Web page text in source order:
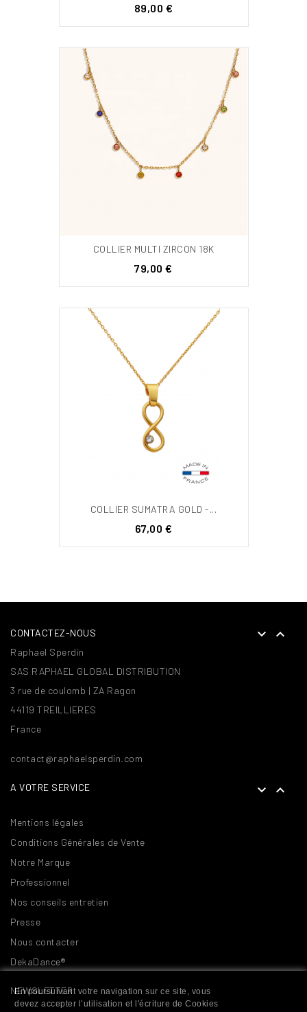
Prix
89,00 €
COLLIER MULTI ZIRCON 18K
Prix
79,00 €
COLLIER SUMATRA GOLD -...
Prix
67,00 €
CONTACTEZ-NOUS  
Raphael Sperdin
SAS RAPHAEL GLOBAL DISTRIBUTION
3 rue de coulomb | ZA Ragon
44119 TREILLIERES
France
contact@raphaelsperdin.com
A VOTRE SERVICE  
Mentions légales
Conditions Générales de Vente
Notre Marque
Professionnel
Nos conseils entretien
Presse
Nous contacter
DekaDance®
NEWSLETTER
En poursuivant votre navigation sur ce site, vous
devez accepter l’utilisation et l'écriture de Cookies